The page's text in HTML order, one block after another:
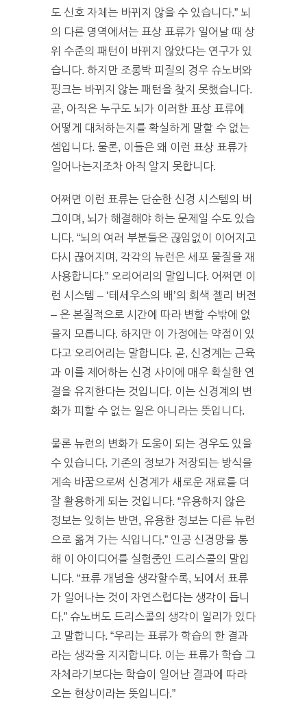
도 신호 자체는 바뀌지 않을 수 있습니다.” 뇌
의 다른 영역에서는 표상 표류가 일어날 때 상
위 수준의 패턴이 바뀌지 않았다는 연구가 있
습니다. 하지만 조롱박 피질의 경우 슈노버와
핑크는 바뀌지 않는 패턴을 찾지 못했습니다.
곧, 아직은 누구도 뇌가 이러한 표상 표류에
어떻게 대처하는지를 확실하게 말할 수 없는
셈입니다. 물론, 이들은 왜 이런 표상 표류가
일어나는지조차 아직 알지 못합니다.
어쩌면 이런 표류는 단순한 신경 시스템의 버
그이며, 뇌가 해결해야 하는 문제일 수도 있습
니다. “뇌의 여러 부분들은 끊임없이 이어지고
다시 끊어지며, 각각의 뉴런은 세포 물질을 재
사용합니다.” 오리어리의 말입니다. 어쩌면 이
런 시스템 – ‘테세우스의 배’의 회색 젤리 버전
– 은 본질적으로 시간에 따라 변할 수밖에 없
을지 모릅니다. 하지만 이 가정에는 약점이 있
다고 오리어리는 말합니다. 곧, 신경계는 근육
과 이를 제어하는 신경 사이에 매우 확실한 연
결을 유지한다는 것입니다. 이는 신경계의 변
화가 피할 수 없는 일은 아니라는 뜻입니다.
물론 뉴런의 변화가 도움이 되는 경우도 있을
수 있습니다. 기존의 정보가 저장되는 방식을
계속 바꿈으로써 신경계가 새로운 재료를 더
잘 활용하게 되는 것입니다. “유용하지 않은
정보는 잊히는 반면, 유용한 정보는 다른 뉴런
으로 옮겨 가는 식입니다.” 인공 신경망을 통
해 이 아이디어를 실험중인 드리스콜의 말입
니다. “표류 개념을 생각할수록, 뇌에서 표류
가 일어나는 것이 자연스럽다는 생각이 듭니
다.” 슈노버도 드리스콜의 생각이 일리가 있다
고 말합니다. “우리는 표류가 학습의 한 결과
라는 생각을 지지합니다. 이는 표류가 학습 그
자체라기보다는 학습이 일어난 결과에 따라
오는 현상이라는 뜻입니다.”